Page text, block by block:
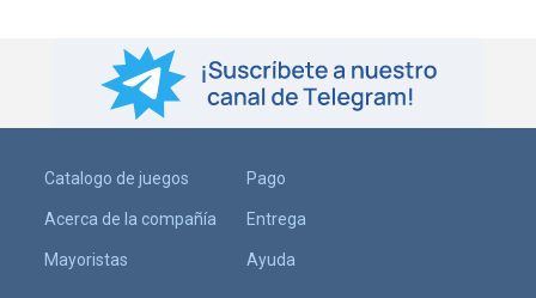
Catalogo de juegos
Acerca de la compañía
Mayoristas
Pago
Entrega
Ayuda